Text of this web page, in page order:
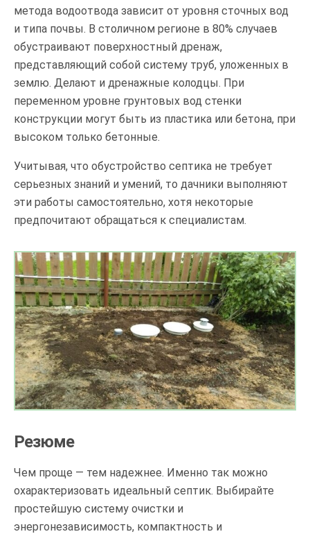
метода водоотвода зависит от уровня сточных вод
и типа почвы. В столичном регионе в 80% случаев
обустраивают поверхностный дренаж,
представляющий собой систему труб, уложенных в
землю. Делают и дренажные колодцы. При
переменном уровне грунтовых вод стенки
конструкции могут быть из пластика или бетона, при
высоком только бетонные.
Учитывая, что обустройство септика не требует
серьезных знаний и умений, то дачники выполняют
эти работы самостоятельно, хотя некоторые
предпочитают обращаться к специалистам.
Резюме
Чем проще — тем надежнее. Именно так можно
охарактеризовать идеальный септик. Выбирайте
простейшую систему очистки и
энергонезависимость, компактность и